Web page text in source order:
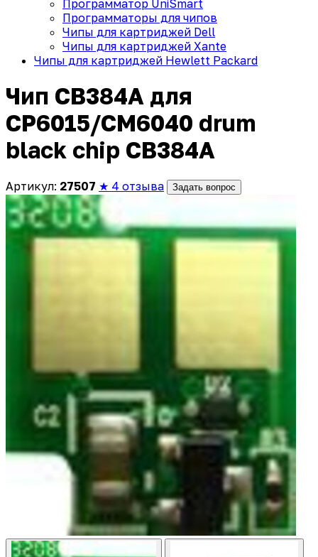
Программатор UniSmart
Программаторы для чипов
Чипы для картриджей Dell
Чипы для картриджей Xante
Чипы для картриджей Hewlett Packard
Чип CB384A для
CP6015/CM6040 drum
black chip CB384A
Артикул: 27507 ★ 4 отзыва Задать вопрос